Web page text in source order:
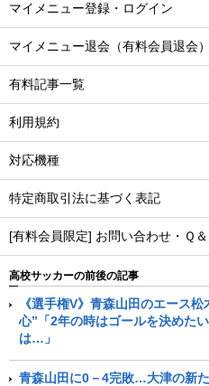
マイメニュー登録・ログイン
マイメニュー退会（有料会員退会）
有料記事一覧
利用規約
対応機種
特定商取引法に基づく表記
[有料会員限定] お問い合わせ・Ｑ＆
高校サッカーの前後の記事
《選手権V》青森山田のエース
心”「2年の時はゴールを決めた
は…」
青森山田に0－4完敗…大津の新